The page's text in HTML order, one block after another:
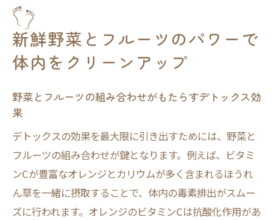
日々の食事に変化を！デトックスサラダの取り
入れ方
る方法
日常の食事に変化を与えるデトックスサラ
ダ活用法
マンネリ化した食事をデトックスサラダで
リフレッシュ
新鮮野菜とフルーツのパワーで
体内をクリーンアップ
野菜とフルーツの組み合わせがもたらすデトックス効
果
デトックスの効果を最大限に引き出すためには、野菜と
フルーツの組み合わせが鍵となります。例えば、ビタミ
ンCが豊富なオレンジとカリウムが多く含まれるほうれ
ん草を一緒に摂取することで、体内の毒素排出がスムー
ズに行われます。オレンジのビタミンCは抗酸化作用があ